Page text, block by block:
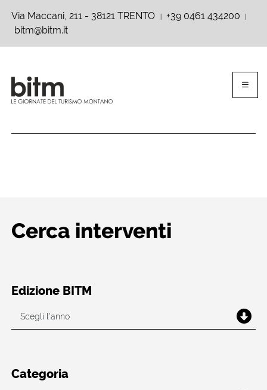
Via Maccani, 211 - 38121 TRENTO +39 0461 434200
bitm@bitm.it
Cerca interventi
Edizione BITM
Categoria